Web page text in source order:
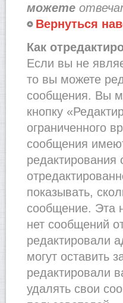
можете
Вернуться
Как
Если вы не
то вы можете
сообщения. Вы
кнопку
ограниченного
сообщения
показывать,
сообщение. Эта
нет сообщений
редактировали
могут оставить
редактировали
удалять свои